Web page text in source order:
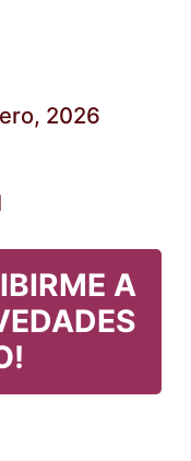
2026
A